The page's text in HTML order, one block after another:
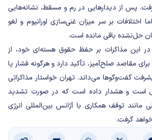
پس از دیدارهایی در رم و مسقط، نشانه‌هایی
اختلافات بر سر میزان غنی‌سازی اورانیوم و لغو
حل‌نشده باقی مانده است.
در این مذاکرات بر حفظ حقوق هسته‌ای خود، از
مقاصد صلح‌آمیز، تأکید دارد و هرگونه فشار یا
گفت‌وگوها می‌داند. تهران خواستار مذاکراتی
است و هشدار داده است که در صورت تشدید
مانند توقف همکاری با آژانس بین‌المللی انرژی
خواهد گرفت.